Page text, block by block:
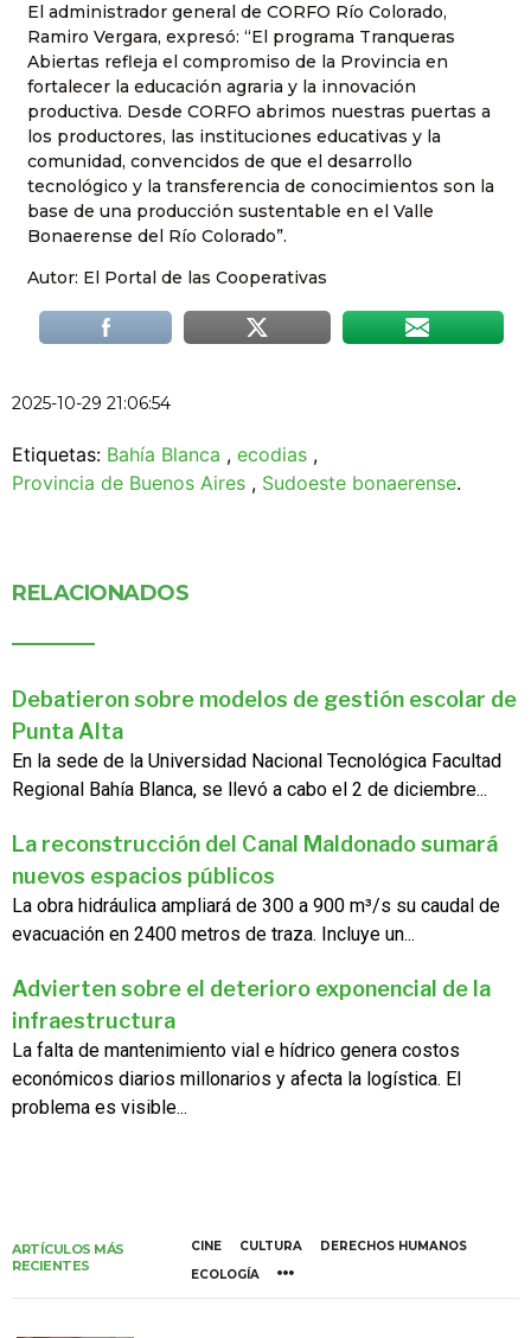
El administrador general de CORFO Río Colorado,
Ramiro Vergara, expresó: “El programa Tranqueras
Abiertas refleja el compromiso de la Provincia en
fortalecer la educación agraria y la innovación
productiva. Desde CORFO abrimos nuestras puertas a
los productores, las instituciones educativas y la
comunidad, convencidos de que el desarrollo
tecnológico y la transferencia de conocimientos son la
base de una producción sustentable en el Valle
Bonaerense del Río Colorado”.
Autor: El Portal de las Cooperativas
2025-10-29 21:06:54
Etiquetas: Bahía Blanca , ecodias ,
Provincia de Buenos Aires , Sudoeste bonaerense.
RELACIONADOS
Debatieron sobre modelos de gestión escolar de
Punta Alta
En la sede de la Universidad Nacional Tecnológica Facultad
Regional Bahía Blanca, se llevó a cabo el 2 de diciembre...
La reconstrucción del Canal Maldonado sumará
nuevos espacios públicos
La obra hidráulica ampliará de 300 a 900 m³/s su caudal de
evacuación en 2400 metros de traza. Incluye un...
Advierten sobre el deterioro exponencial de la
infraestructura
La falta de mantenimiento vial e hídrico genera costos
económicos diarios millonarios y afecta la logística. El
problema es visible...
ARTÍCULOS MÁS
RECIENTES
CINE CULTURA
DERECHOS HUMANOS
ECOLOGÍA